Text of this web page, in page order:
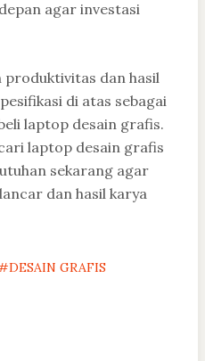
agar investasi
produktivitas dan hasil
di atas sebagai
laptop desain grafis.
laptop desain grafis
sekarang agar
dan hasil karya
GRAFIS